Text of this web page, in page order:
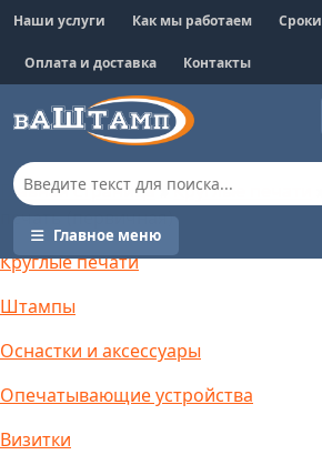
Наши услуги Как мы работаем Сроки
Оплата и доставка Контакты
Главное меню
Главная страница»Круглые печати
печать (первичная)
Круглые печати
Штампы
Оснастки и аксессуары
Опечатывающие устройства
Визитки